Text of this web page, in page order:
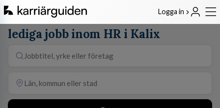
Logga in
lediga jobb inom HR i Kalix